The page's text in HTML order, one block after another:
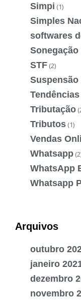
Simpi (1)
Simples
softwares
STF (2)
Tributação
Tributos (1)
Vendas
Whatsapp
WhatsApp
Whatsapp
Arquivos
outubro
janeiro
dezembro
novembro